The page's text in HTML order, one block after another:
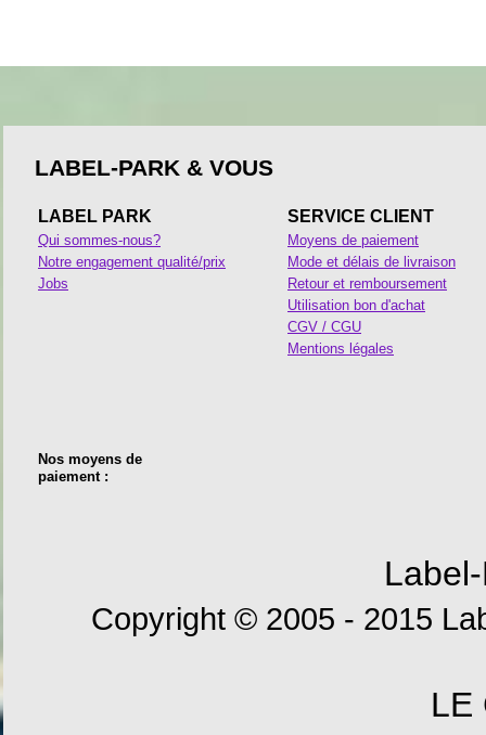
LABEL-PARK & VOUS
LABEL PARK
Qui sommes-nous?
Notre engagement qualité/prix
Jobs
SERVICE CLIENT
Moyens de paiement
Mode et délais de livraison
Retour et remboursement
Utilisation bon d'achat
CGV / CGU
Mentions légales
Nos moyens de
paiement :
Copyright © 2005 - 2015
LE